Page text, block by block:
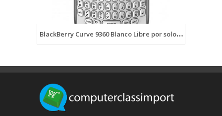
BlackBerry Curve 9360 Blanco Libre por solo $335 dolares en NegriElectronics.com